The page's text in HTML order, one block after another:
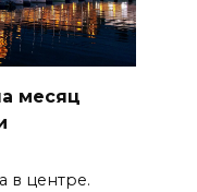
месяц
в центре.